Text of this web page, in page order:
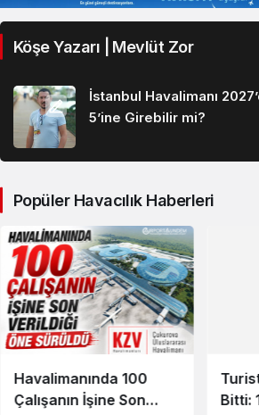
Köşe Yazarı | Mevlüt Zor
İstanbul Havalimanı
5’ine Girebilir mi?
Popüler Havacılık Haberleri
Havalimanında 100
Çalışanın İşine Son
Bitti: